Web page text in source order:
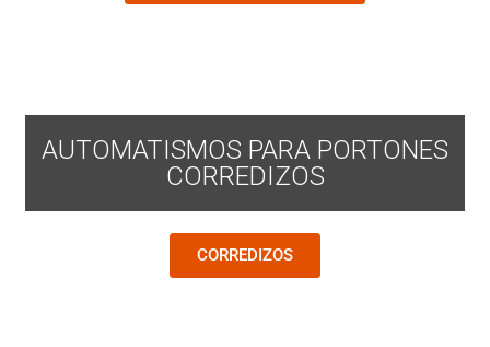
AUTOMATISMOS PARA PORTONES
CORREDIZOS
CORREDIZOS